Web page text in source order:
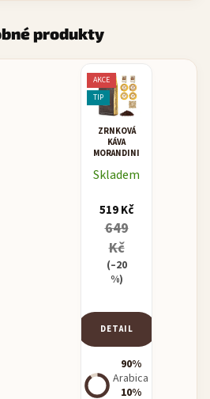
produkty
AKCE
TIP
ZRNKOVÁ
KÁVA
MORANDINI
ORO -
KÁVA
Skladem
519 Kč
649
Kč
(–20
%)
DETAIL
90%
Arabica
10%